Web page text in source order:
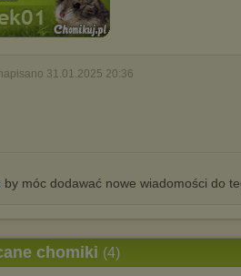
31.01.2025 20:36
by móc dodawać nowe wiadomości do
chomiki (4)